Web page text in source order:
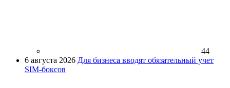
44
6 августа 2026 Для бизнеса вводят обязательный учет
SIM-боксов